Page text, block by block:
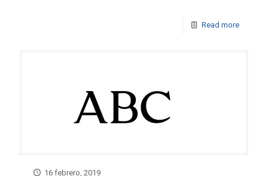
Read more
16 febrero, 2019